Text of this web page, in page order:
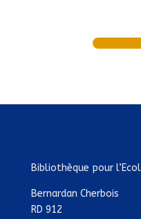
Bibliothèque pour
Bernardan Cherbois
RD 912